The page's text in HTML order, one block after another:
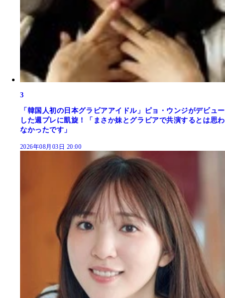
3
「韓国人初の日本グラビアアイドル」ピョ・ウンジがデビュー
した週プレに凱旋！「まさか妹とグラビアで共演するとは思わ
なかったです」
2026年08月03日 20:00